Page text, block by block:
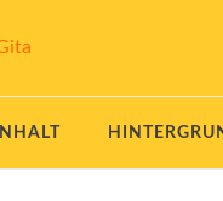
INHALT